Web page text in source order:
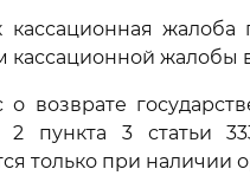
кассационная
кассационной жалобы
о возврате
2 пункта 3 статьи
только при наличии